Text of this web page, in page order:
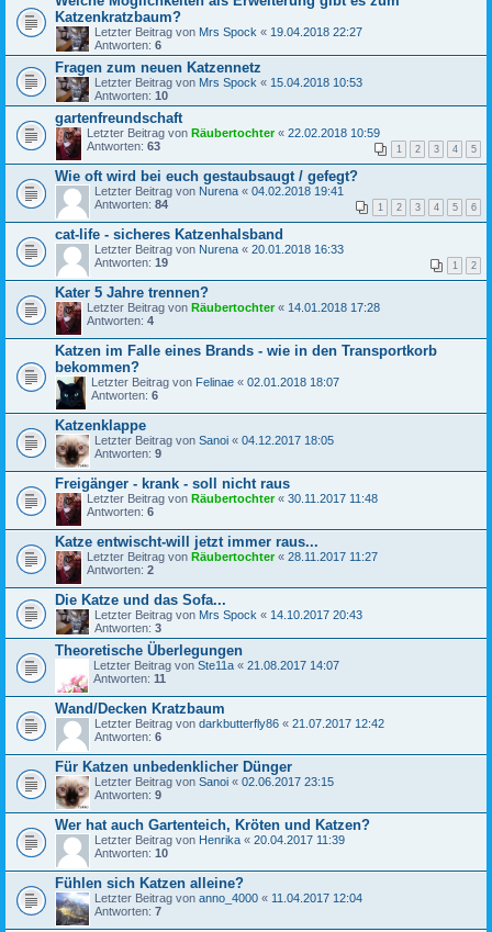
Katzenkratzbaum?
Letzter Beitrag von Mrs Spock « 19.04.2018 22:27
Antworten: 6
Fragen zum neuen Katzennetz
Letzter Beitrag von Mrs Spock « 15.04.2018 10:53
Antworten: 10
gartenfreundschaft
Letzter Beitrag von Räubertochter« 22.02.2018 10:59
Antworten: 63 1 2 3 4 5
Wie oft wird bei euch gestaubsaugt / gefegt?
Letzter Beitrag von Nurena « 04.02.2018 19:41
Antworten: 84 1 2 3 4 5 6
cat-life - sicheres Katzenhalsband
Letzter Beitrag von Nurena « 20.01.2018 16:33
Antworten: 19 1 2
Kater 5 Jahre trennen?
Letzter Beitrag von Räubertochter« 14.01.2018 17:28
Antworten: 4
Katzen im Falle eines Brands - wie in den Transportkorb
bekommen?
Letzter Beitrag von Felinae « 02.01.2018 18:07
Antworten: 6
Katzenklappe
Letzter Beitrag von Sanoi « 04.12.2017 18:05
Antworten: 9
Freigänger - krank - soll nicht raus
Letzter Beitrag von Räubertochter« 30.11.2017 11:48
Antworten: 6
Katze entwischt-will jetzt immer raus...
Letzter Beitrag von Räubertochter« 28.11.2017 11:27
Antworten: 2
Die Katze und das Sofa...
Letzter Beitrag von Mrs Spock « 14.10.2017 20:43
Antworten: 3
Theoretische Überlegungen
Letzter Beitrag von Ste11a « 21.08.2017 14:07
Antworten: 11
Wand/Decken Kratzbaum
Letzter Beitrag von darkbutterfly86 « 21.07.2017 12:42
Antworten: 6
Für Katzen unbedenklicher Dünger
Letzter Beitrag von Sanoi « 02.06.2017 23:15
Antworten: 9
Wer hat auch Gartenteich, Kröten und Katzen?
Letzter Beitrag von Henrika « 20.04.2017 11:39
Antworten: 10
Fühlen sich Katzen alleine?
Letzter Beitrag von anno_4000 « 11.04.2017 12:04
Antworten: 7